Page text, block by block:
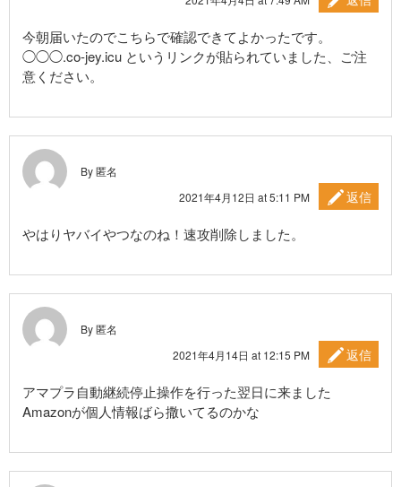
今朝届いたのでこちらで確認できてよかったです。
◯◯◯.co-jey.icu というリンクが貼られていました、ご注
意ください。
By 匿名
2021年4月12日 at 5:11 PM
返信
やはりヤバイやつなのね！速攻削除しました。
By 匿名
2021年4月14日 at 12:15 PM
返信
アマプラ自動継続停止操作を行った翌日に来ました
Amazonが個人情報ばら撒いてるのかな